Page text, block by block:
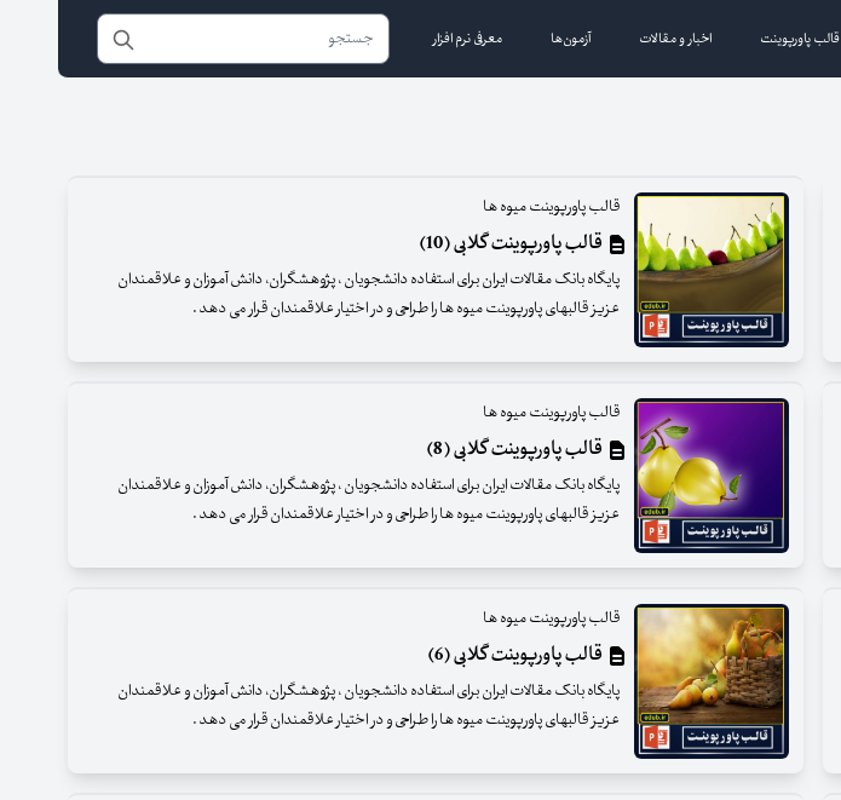
قالب پاورپوینت اخبار و مقالات آزمون‌ها معرفی نرم افزار
قالب پاورپوینت میوه ها
قالب پاورپوینت گلابی (10)
پایگاه بانک مقالات ایران برای استفاده دانشجویان ، پژوهشگران، دانش آموزان و علاقمندان
عزیز قالبهای پاورپوینت میوه ها را طراحی و در اختیار علاقمندان قرار می دهد .
قالب پاورپوینت میوه ها
قالب پاورپوینت گلابی (8)
پایگاه بانک مقالات ایران برای استفاده دانشجویان ، پژوهشگران، دانش آموزان و علاقمندان
عزیز قالبهای پاورپوینت میوه ها را طراحی و در اختیار علاقمندان قرار می دهد .
قالب پاورپوینت میوه ها
قالب پاورپوینت گلابی (6)
پایگاه بانک مقالات ایران برای استفاده دانشجویان ، پژوهشگران، دانش آموزان و علاقمندان
عزیز قالبهای پاورپوینت میوه ها را طراحی و در اختیار علاقمندان قرار می دهد .